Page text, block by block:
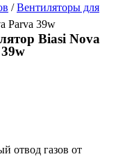
/Вентиляторы для
Parva 39w
Biasi Nova
отвод газов от